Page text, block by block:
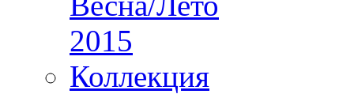
2015
Коллекция